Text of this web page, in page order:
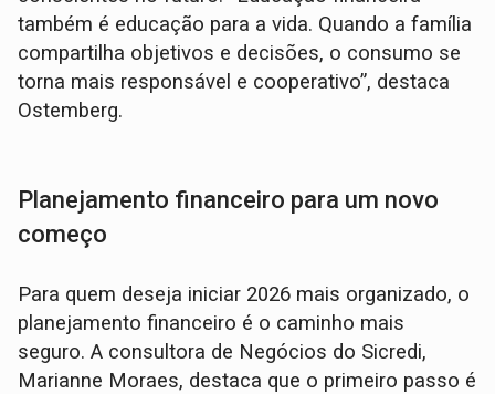
também é educação para a vida. Quando a família
compartilha objetivos e decisões, o consumo se
torna mais responsável e cooperativo”, destaca
Ostemberg.
Planejamento financeiro para um novo
começo
Para quem deseja iniciar 2026 mais organizado, o
planejamento financeiro é o caminho mais
seguro. A consultora de Negócios do Sicredi,
Marianne Moraes, destaca que o primeiro passo é